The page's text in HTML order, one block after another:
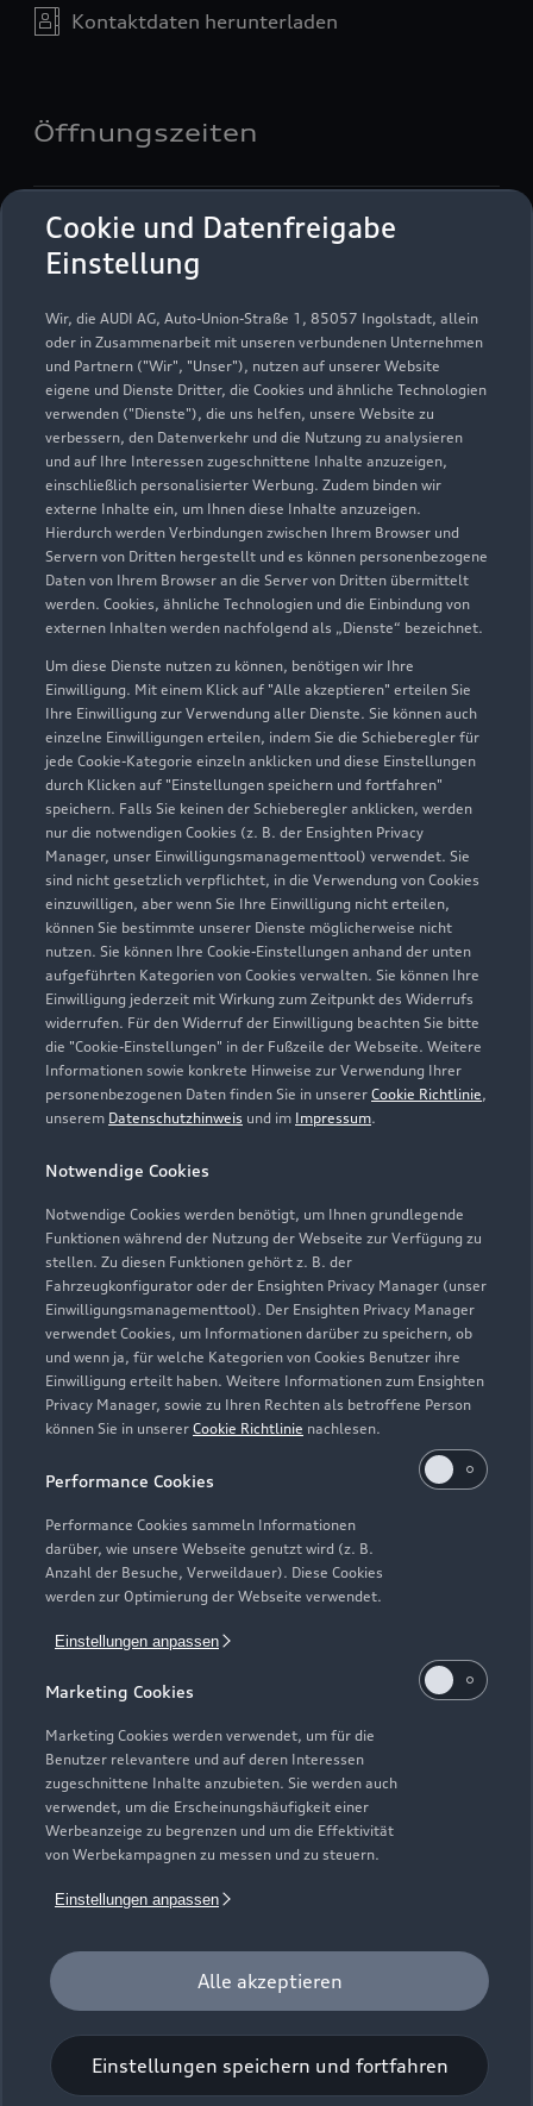
Cookie und Datenfreigabe
Einstellung
Wir, die AUDI AG, Auto-Union-Straße 1, 85057 Ingolstadt, allein
oder in Zusammenarbeit mit unseren verbundenen Unternehmen
und Partnern ("Wir", "Unser"), nutzen auf unserer Website
eigene und Dienste Dritter, die Cookies und ähnliche Technologien
verwenden ("Dienste"), die uns helfen, unsere Website zu
verbessern, den Datenverkehr und die Nutzung zu analysieren
und auf Ihre Interessen zugeschnittene Inhalte anzuzeigen,
einschließlich personalisierter Werbung. Zudem binden wir
externe Inhalte ein, um Ihnen diese Inhalte anzuzeigen.
Hierdurch werden Verbindungen zwischen Ihrem Browser und
Servern von Dritten hergestellt und es können personenbezogene
Daten von Ihrem Browser an die Server von Dritten übermittelt
werden. Cookies, ähnliche Technologien und die Einbindung von
externen Inhalten werden nachfolgend als „Dienste“ bezeichnet.
Um diese Dienste nutzen zu können, benötigen wir Ihre
Einwilligung. Mit einem Klick auf "Alle akzeptieren" erteilen Sie
Ihre Einwilligung zur Verwendung aller Dienste. Sie können auch
einzelne Einwilligungen erteilen, indem Sie die Schieberegler für
jede Cookie-Kategorie einzeln anklicken und diese Einstellungen
durch Klicken auf "Einstellungen speichern und fortfahren"
speichern. Falls Sie keinen der Schieberegler anklicken, werden
nur die notwendigen Cookies (z. B. der Ensighten Privacy
Manager, unser Einwilligungsmanagementtool) verwendet. Sie
sind nicht gesetzlich verpflichtet, in die Verwendung von Cookies
einzuwilligen, aber wenn Sie Ihre Einwilligung nicht erteilen,
können Sie bestimmte unserer Dienste möglicherweise nicht
nutzen. Sie können Ihre Cookie-Einstellungen anhand der unten
aufgeführten Kategorien von Cookies verwalten. Sie können Ihre
Einwilligung jederzeit mit Wirkung zum Zeitpunkt des Widerrufs
widerrufen. Für den Widerruf der Einwilligung beachten Sie bitte
die "Cookie-Einstellungen" in der Fußzeile der Webseite. Weitere
Informationen sowie konkrete Hinweise zur Verwendung Ihrer
personenbezogenen Daten finden Sie in unserer Cookie Richtlinie,
unserem Datenschutzhinweis und im Impressum.
Notwendige Cookies
Notwendige Cookies werden benötigt, um Ihnen grundlegende
Funktionen während der Nutzung der Webseite zur Verfügung zu
stellen. Zu diesen Funktionen gehört z. B. der
Fahrzeugkonfigurator oder der Ensighten Privacy Manager (unser
Einwilligungsmanagementtool). Der Ensighten Privacy Manager
verwendet Cookies, um Informationen darüber zu speichern, ob
und wenn ja, für welche Kategorien von Cookies Benutzer ihre
Einwilligung erteilt haben. Weitere Informationen zum Ensighten
Privacy Manager, sowie zu Ihren Rechten als betroffene Person
können Sie in unserer Cookie Richtlinie nachlesen.
Performance Cookies
Performance Cookies sammeln Informationen
darüber, wie unsere Webseite genutzt wird (z. B.
Anzahl der Besuche, Verweildauer). Diese Cookies
werden zur Optimierung der Webseite verwendet.
Einstellungen anpassen
Marketing Cookies
Marketing Cookies werden verwendet, um für die
Benutzer relevantere und auf deren Interessen
zugeschnittene Inhalte anzubieten. Sie werden auch
verwendet, um die Erscheinungshäufigkeit einer
Werbeanzeige zu begrenzen und um die Effektivität
von Werbekampagnen zu messen und zu steuern.
Einstellungen anpassen
Alle akzeptieren
Einstellungen speichern und fortfahren
Kontaktdaten herunterladen
Öffnungszeiten
Service
Geöffnet bis
Werkstatt
Geöffnet bis17:45
Zu den Rädern
Zurück nach oben
Modelle
Alle Modelle
Modelle vergleichen
Elektromodelle
Plug-in-Hybride
Kaufen & leasen
Gebrauchtwagensuche
Gebrauchtwagen
Finanzierung
Aktionen & Angebote
Geschäftskunden
Service & Zubehör
Audi Services
Garantie
Audi digital services
myAudi
Kundenservice
Audi Online Beratung
Online-Terminvereinbarung
Servicekontakt
Bordbuch & Bedienungsanleitungen
Verträge kündigen
Über Audi
Unternehmen
Karriere
Investor Relations
Presse & Media Center
Datenschutz
© 2026 AUDI AG. Alle Rechte vorbehalten
Impressum Rechtliches
Hinweisgebersystem
Datenschutzinformation
Digital Services Act
EU Data Act
Der Umfang des Audi CarCheck wird gegebenenfalls
fahrzeugindividuell (bzgl. Motoröl und Ladeequipment)
angepasst.